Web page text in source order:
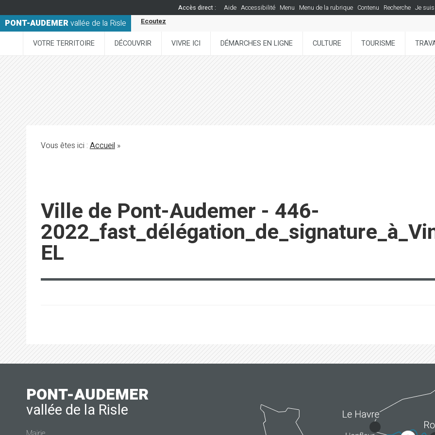
Accès direct : Aide Accessibilité Menu Menu de la rubrique Contenu Recherche Je suis
PONT-AUDEMERvallée de la Risle Ecoutez
VOTRE TERRITOIRE DÉCOUVRIR VIVRE ICI DÉMARCHES EN LIGNE CULTURE TOURISME
Vous êtes ici :Accueil»
Ville de Pont-Audemer - 446-
EL
PONT-AUDEMER
vallée de la Risle